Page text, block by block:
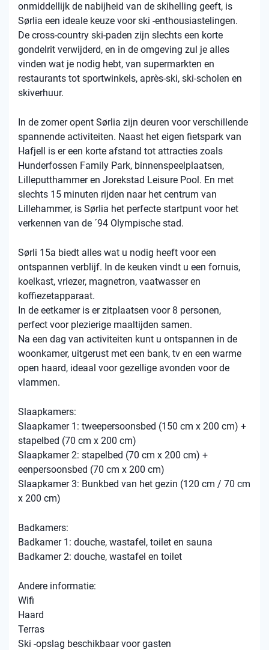
onmiddellijk de nabijheid van de skihelling geeft, is
Sørlia een ideale keuze voor ski -enthousiastelingen.
De cross-country ski-paden zijn slechts een korte
gondelrit verwijderd, en in de omgeving zul je alles
vinden wat je nodig hebt, van supermarkten en
restaurants tot sportwinkels, après-ski, ski-scholen en
skiverhuur.
In de zomer opent Sørlia zijn deuren voor verschillende
spannende activiteiten. Naast het eigen fietspark van
Hafjell is er een korte afstand tot attracties zoals
Hunderfossen Family Park, binnenspeelplaatsen,
Lilleputthammer en Jorekstad Leisure Pool. En met
slechts 15 minuten rijden naar het centrum van
Lillehammer, is Sørlia het perfecte startpunt voor het
verkennen van de ´94 Olympische stad.
Sørli 15a biedt alles wat u nodig heeft voor een
ontspannen verblijf. In de keuken vindt u een fornuis,
koelkast, vriezer, magnetron, vaatwasser en
koffiezetapparaat.
In de eetkamer is er zitplaatsen voor 8 personen,
perfect voor plezierige maaltijden samen.
Na een dag van activiteiten kunt u ontspannen in de
woonkamer, uitgerust met een bank, tv en een warme
open haard, ideaal voor gezellige avonden voor de
vlammen.
Slaapkamers:
Slaapkamer 1: tweepersoonsbed (150 cm x 200 cm) +
stapelbed (70 cm x 200 cm)
Slaapkamer 2: stapelbed (70 cm x 200 cm) +
eenpersoonsbed (70 cm x 200 cm)
Slaapkamer 3: Bunkbed van het gezin (120 cm / 70 cm
x 200 cm)
Badkamers:
Badkamer 1: douche, wastafel, toilet en sauna
Badkamer 2: douche, wastafel en toilet
Andere informatie:
Wifi
Haard
Terras
Ski -opslag beschikbaar voor gasten